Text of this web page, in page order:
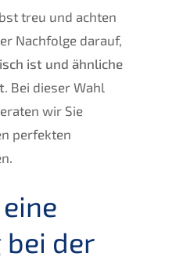
treu und achten
Nachfolge darauf,
ist und ähnliche
. Bei dieser Wahl
wir Sie
perfekten
der